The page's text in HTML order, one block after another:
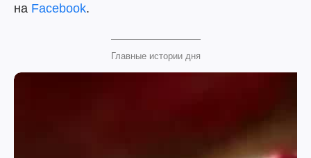
на Facebook.
Главные истории дня